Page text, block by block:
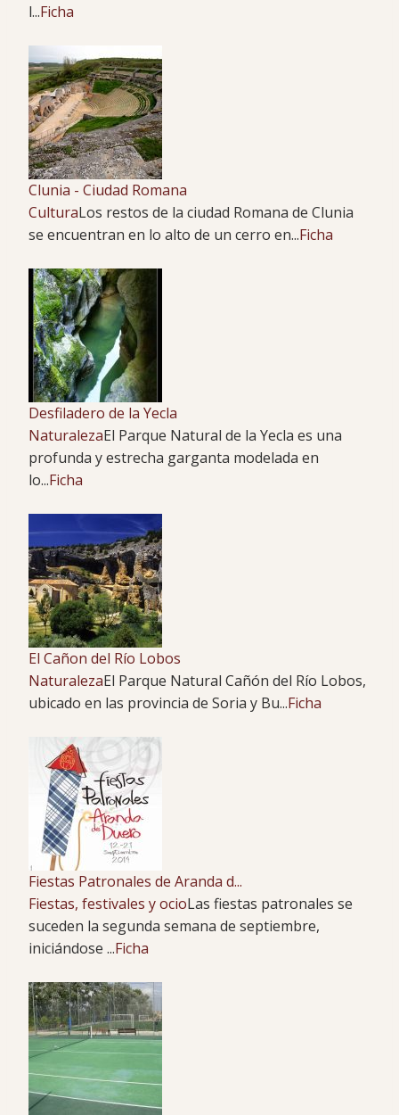
l...Ficha
Clunia - Ciudad Romana
CulturaLos restos de la ciudad Romana de Clunia
se encuentran en lo alto de un cerro en...Ficha
Desfiladero de la Yecla
NaturalezaEl Parque Natural de la Yecla es una
profunda y estrecha garganta modelada en
lo...Ficha
El Cañon del Río Lobos
NaturalezaEl Parque Natural Cañón del Río Lobos,
ubicado en las provincia de Soria y Bu...Ficha
Fiestas Patronales de Aranda d...
Fiestas, festivales y ocioLas fiestas patronales se
suceden la segunda semana de septiembre,
iniciándose ...Ficha